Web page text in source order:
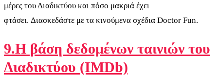
μέρες του Διαδικτύου και πόσο μακριά έχει
φτάσει. Διασκεδάστε με τα κινούμενα σχέδια Doctor Fun.
9.Η βάση δεδομένων ταινιών του
Διαδικτύου (IMDb)